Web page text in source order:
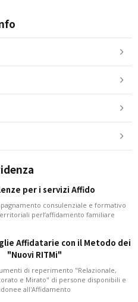
per i servizi Affido
consulenziale e formativo
perl’affidamento familiare
Affidatarie con il Metodo dei
"Nuovi RITMi"
di reperimento "Relazionale,
e Mirato" di persone disponibili e
idonee all'Affidamento